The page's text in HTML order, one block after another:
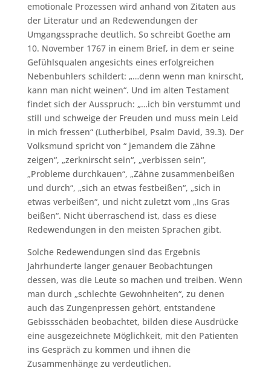
emotionale Prozessen wird anhand von Zitaten aus
der Literatur und an Redewendungen der
Umgangssprache deutlich. So schreibt Goethe am
10. November 1767 in einem Brief, in dem er seine
Gefühlsqualen angesichts eines erfolgreichen
Nebenbuhlers schildert: „…denn wenn man knirscht,
kann man nicht weinen“. Und im alten Testament
findet sich der Ausspruch: „…ich bin verstummt und
still und schweige der Freuden und muss mein Leid
in mich fressen“ (Lutherbibel, Psalm David, 39.3). Der
Volksmund spricht von “ jemandem die Zähne
zeigen“, „zerknirscht sein“, „verbissen sein“,
„Probleme durchkauen“, „Zähne zusammenbeißen
und durch“, „sich an etwas festbeißen“, „sich in
etwas verbeißen“, und nicht zuletzt vom „Ins Gras
beißen“. Nicht überraschend ist, dass es diese
Redewendungen in den meisten Sprachen gibt.
Solche Redewendungen sind das Ergebnis
Jahrhunderte langer genauer Beobachtungen
dessen, was die Leute so machen und treiben. Wenn
man durch „schlechte Gewohnheiten“, zu denen
auch das Zungenpressen gehört, entstandene
Gebissschäden beobachtet, bilden diese Ausdrücke
eine ausgezeichnete Möglichkeit, mit den Patienten
ins Gespräch zu kommen und ihnen die
Zusammenhänge zu verdeutlichen.